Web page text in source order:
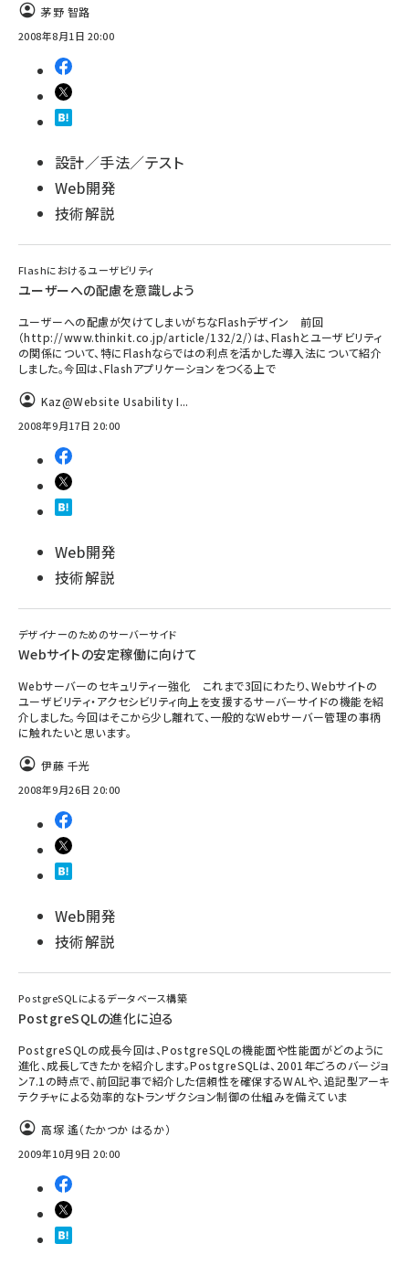
茅野 智路
2008年8月1日 20:00
設計／手法／テスト
Web開発
技術解説
Flashにおけるユーザビリティ
ユーザーへの配慮を意識しよう
ユーザーへの配慮が欠けてしまいがちなFlashデザイン 前回
（http://www.thinkit.co.jp/article/132/2/）は、Flashとユーザビリティ
の関係について、特にFlashならではの利点を活かした導入法について紹介
しました。今回は、Flashアプリケーションをつくる上で
Kaz@Website Usability I...
2008年9月17日 20:00
Web開発
技術解説
デザイナーのためのサーバーサイド
Webサイトの安定稼働に向けて
Webサーバーのセキュリティー強化 これまで3回にわたり、Webサイトの
ユーザビリティ・アクセシビリティ向上を支援するサーバーサイドの機能を紹
介しました。今回はそこから少し離れて、一般的なWebサーバー管理の事柄
に触れたいと思います。
伊藤 千光
2008年9月26日 20:00
Web開発
技術解説
PostgreSQLによるデータベース構築
PostgreSQLの進化に迫る
PostgreSQLの成長今回は、PostgreSQLの機能面や性能面がどのように
進化、成長してきたかを紹介します。PostgreSQLは、2001年ごろのバージョ
ン7.1の時点で、前回記事で紹介した信頼性を確保するWALや、追記型アーキ
テクチャによる効率的なトランザクション制御の仕組みを備えていま
高塚 遙（たかつか はるか）
2009年10月9日 20:00